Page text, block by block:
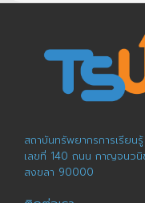
สถาบันทรัพยากรการเรียน
เลขที่ 140 ถนน กาญจนวนิ
สงขลา 90000